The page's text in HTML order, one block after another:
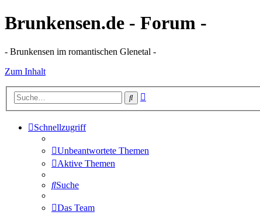
Brunkensen.de - Forum -
- Brunkensen im romantischen Glenetal -
Zum Inhalt
Suche
Schnellzugriff
Unbeantwortete Themen
Aktive Themen
Suche
Das Team